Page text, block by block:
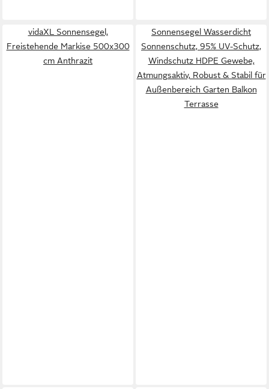
vidaXL Sonnensegel,
Freistehende Markise 500x300
cm Anthrazit
Sonnensegel Wasserdicht
Sonnenschutz, 95% UV-Schutz,
Windschutz HDPE Gewebe,
Atmungsaktiv, Robust & Stabil für
Außenbereich Garten Balkon
Terrasse